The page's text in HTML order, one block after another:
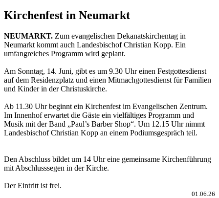
Kirchenfest in Neumarkt
NEUMARKT. Zum evangelischen Dekanatskirchentag in
Neumarkt kommt auch Landesbischof Christian Kopp. Ein
umfangreiches Programm wird geplant.
Am Sonntag, 14. Juni, gibt es um 9.30 Uhr einen Festgottesdienst
auf dem Residenzplatz und einen Mitmachgottesdienst für Familien
und Kinder in der Christuskirche.
Ab 11.30 Uhr beginnt ein Kirchenfest im Evangelischen Zentrum.
Im Innenhof erwartet die Gäste ein vielfältiges Programm und
Musik mit der Band „Paul’s Barber Shop“. Um 12.15 Uhr nimmt
Landesbischof Christian Kopp an einem Podiumsgespräch teil.
Den Abschluss bildet um 14 Uhr eine gemeinsame Kirchenführung
mit Abschlusssegen in der Kirche.
Der Eintritt ist frei.
01.06.26